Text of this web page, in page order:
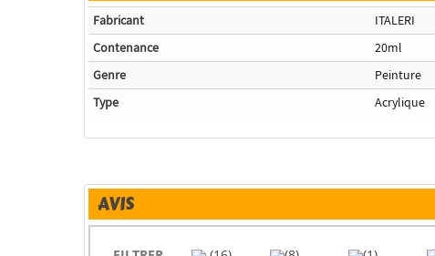
Fabricant
ITALERI
Contenance
20ml
Genre
Peinture
Type
Acrylique
AVIS